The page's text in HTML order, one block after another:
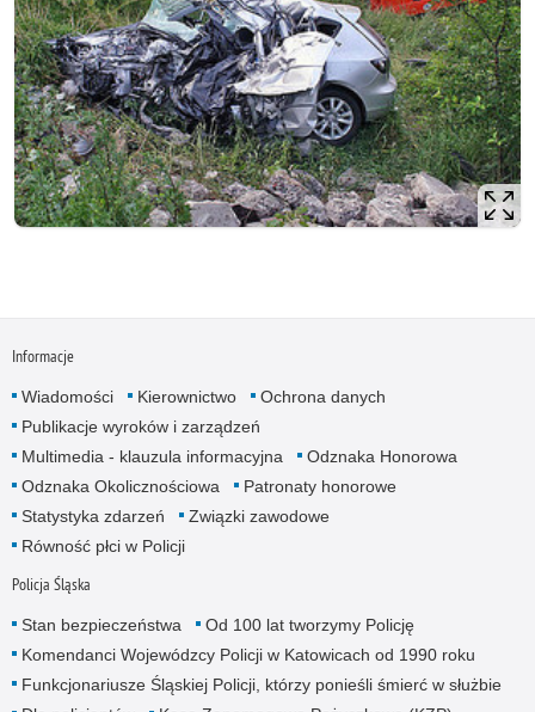
Informacje
Wiadomości Kierownictwo
Ochrona danych
Publikacje wyroków i zarządzeń
Multimedia - klauzula informacyjna
Odznaka Honorowa
Odznaka Okolicznościowa
Patronaty honorowe
Statystyka zdarzeń
Związki zawodowe
Równość płci w Policji
Policja Śląska
Stan bezpieczeństwa
Od 100 lat tworzymy Policję
Komendanci Wojewódzcy Policji w Katowicach od 1990 roku
Funkcjonariusze Śląskiej Policji, którzy ponieśli śmierć w służbie